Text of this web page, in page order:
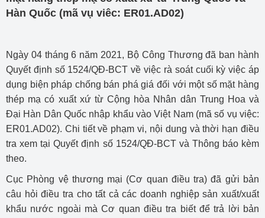
Hàn Quốc (mã vụ viêc: ER01.AD02)
Ngày 04 tháng 6 năm 2021, Bộ Công Thương đã ban hành
Quyết định số 1524/QĐ-BCT về việc rà soát cuối kỳ việc áp
dụng biện pháp chống bán phá giá đối với một số mặt hàng
thép mạ có xuất xứ từ Cộng hòa Nhân dân Trung Hoa và
Đại Hàn Dân Quốc nhập khẩu vào Việt Nam (mã số vụ việc:
ER01.AD02). Chi tiết về phạm vi, nội dung và thời hạn điều
tra xem tại Quyết định số 1524/QĐ-BCT và Thông báo kèm
theo.
Cục Phòng vệ thương mại (Cơ quan điều tra) đã gửi bản
câu hỏi điều tra cho tất cả các doanh nghiệp sản xuất/xuất
khẩu nước ngoài mà Cơ quan điều tra biết để trả lời bản